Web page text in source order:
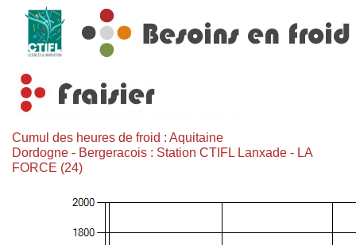
Cumul des heures de froid : Aquitaine
Dordogne - Bergeracois : Station CTIFL Lanxade - LA
FORCE (24)